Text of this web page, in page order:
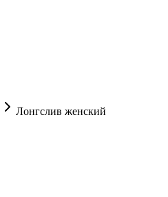
Лонгслив женский